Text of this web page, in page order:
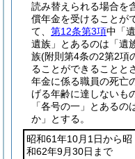
読み替えられる場合を
償年金を受けることが
て、 第12条第3項中「
遺族」とあるのは「遺
族(附則第4条の2第2項
ることができることと
年金に係る職員の死亡
げる年齢に達しないも
「各号の一」とある
か」とする。
昭和61年10月1日から昭
和62年9月30日まで